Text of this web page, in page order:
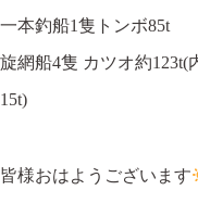
一本釣船1隻トンボ85t
旋網船4隻 カツオ約123t(
15t)
皆様おはようございます